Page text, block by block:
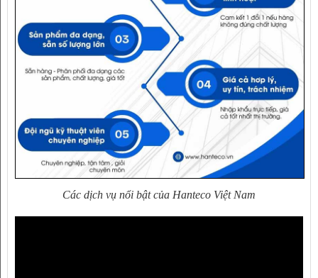
Các dịch vụ nổi bật của Hanteco Việt Nam